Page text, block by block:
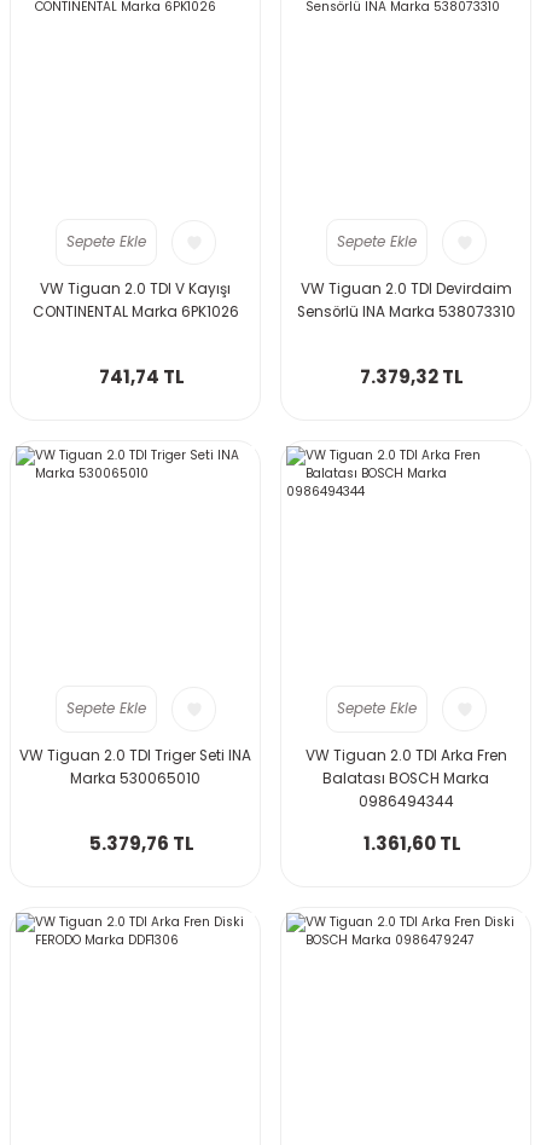
Sepete Ekle
VW Tiguan 2.0 TDI V Kayışı
CONTINENTAL Marka 6PK1026
741,74 TL
Sepete Ekle
VW Tiguan 2.0 TDI Devirdaim
Sensörlü INA Marka 538073310
7.379,32 TL
Sepete Ekle
VW Tiguan 2.0 TDI Triger Seti INA
Marka 530065010
5.379,76 TL
Sepete Ekle
VW Tiguan 2.0 TDI Arka Fren
Balatası BOSCH Marka
0986494344
1.361,60 TL